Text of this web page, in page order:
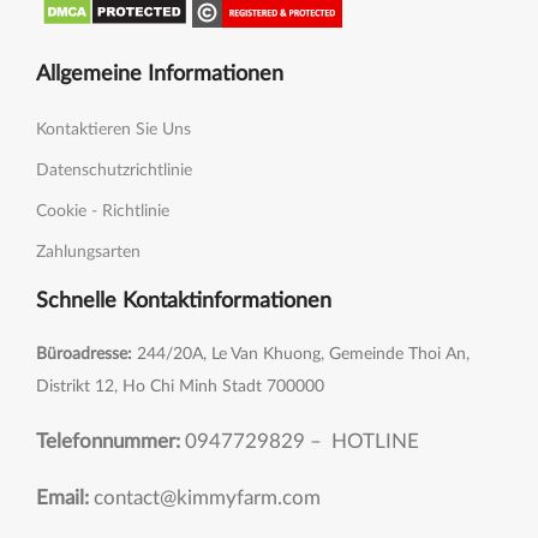
Allgemeine Informationen
Kontaktieren Sie Uns
Datenschutzrichtlinie
Cookie - Richtlinie
Zahlungsarten
Schnelle Kontaktinformationen
Büroadresse: 244/20A, Le Van Khuong, Gemeinde Thoi An,
Distrikt 12, Ho Chi Minh Stadt 700000
Telefonnummer: 0947729829 – HOTLINE
Email: contact@kimmyfarm.com